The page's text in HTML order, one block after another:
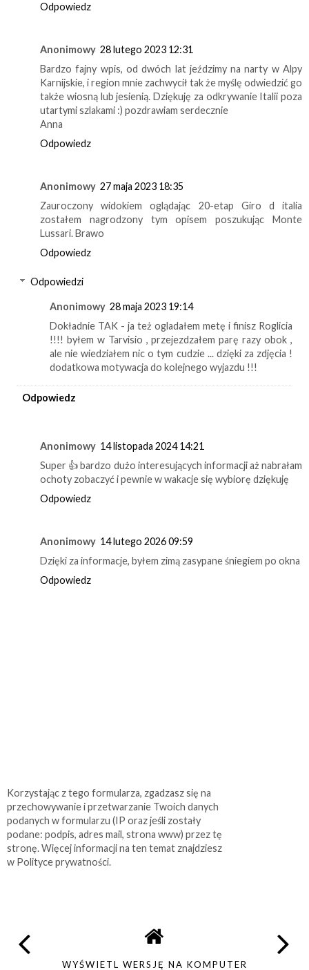
Odpowiedz
Anonimowy 28 lutego 2023 12:31
Bardzo fajny wpis, od dwóch lat jeździmy na narty w Alpy
Karnijskie, i region mnie zachwycił tak że myślę odwiedzić go
także wiosną lub jesienią. Dziękuję za odkrywanie Italii poza
utartymi szlakami :) pozdrawiam serdecznie
Anna
Odpowiedz
Anonimowy 27 maja 2023 18:35
Zauroczony widokiem oglądając 20-etap Giro d italia
zostałem nagrodzony tym opisem poszukując Monte
Lussari. Brawo
Odpowiedz
Odpowiedzi
Anonimowy 28 maja 2023 19:14
Dokładnie TAK - ja też ogladałem metę i finisz Roglicia
!!!! byłem w Tarvisio , przejezdzałem parę razy obok ,
ale nie wiedziałem nic o tym cudzie ... dzięki za zdjęcia !
dodatkowa motywacja do kolejnego wyjazdu !!!
Odpowiedz
Anonimowy 14 listopada 2024 14:21
Super 👍 bardzo dużo interesujących informacji aż nabrałam
ochoty zobaczyć i pewnie w wakacje się wybiorę dziękuję
Odpowiedz
Anonimowy 14 lutego 2026 09:59
Dzięki za informacje, byłem zimą zasypane śniegiem po okna
Odpowiedz
Korzystając z tego formularza, zgadzasz się na
przechowywanie i przetwarzanie Twoich danych
podanych w formularzu (IP oraz jeśli zostały
podane: podpis, adres mail, strona www) przez tę
stronę. Więcej informacji na ten temat znajdziesz
w Polityce prywatności.
WYŚWIETL WERSJĘ NA KOMPUTER